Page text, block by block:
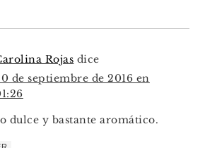
Rojas dice
de septiembre de 2016 en
dulce y bastante aromático.